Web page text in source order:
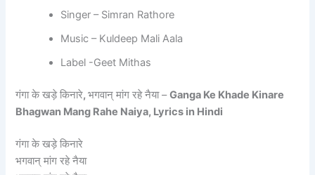
Singer – Simran Rathore
Music – Kuldeep Mali Aala
Label -Geet Mithas
गंगा के खड़े किनारे,भगवान् मांग रहे नैया –Ganga Ke Khade Kinare
Bhagwan Mang Rahe Naiya, Lyrics in Hindi
गंगा के खड़े किनारे
भगवान् मांग रहे नैया